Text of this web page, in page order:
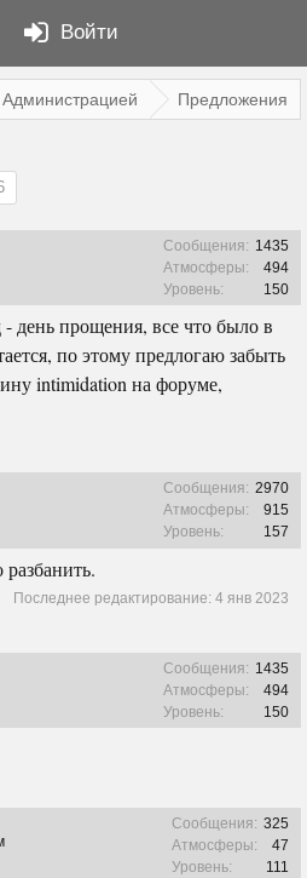
Войти
Администрацией Предложения
Сообщения: 1435
Атмосферы:
494
Уровень:
150
день прощения, все что было в
по этому предлогаю забыть
intimidation на форуме,
Сообщения: 2970
Атмосферы:
915
Уровень:
157
Последнее редактирование: 4 янв 2023
Сообщения: 1435
Атмосферы:
494
Уровень:
150
Сообщения: 325
Атмосферы:
47
Уровень:
111